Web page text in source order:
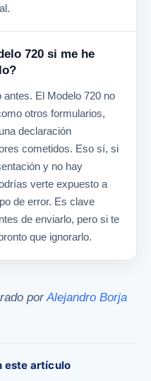
720 si me he
El Modelo 720 no
otros formularios,
declaración
cometidos. Eso sí, si
y no hay
verte expuesto a
de error. Es clave
de enviarlo, pero si te
que ignorarlo.
porAlejandro Borja
este artículo